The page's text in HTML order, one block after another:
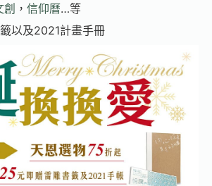
， 信仰曆…等
以及2021計畫手冊